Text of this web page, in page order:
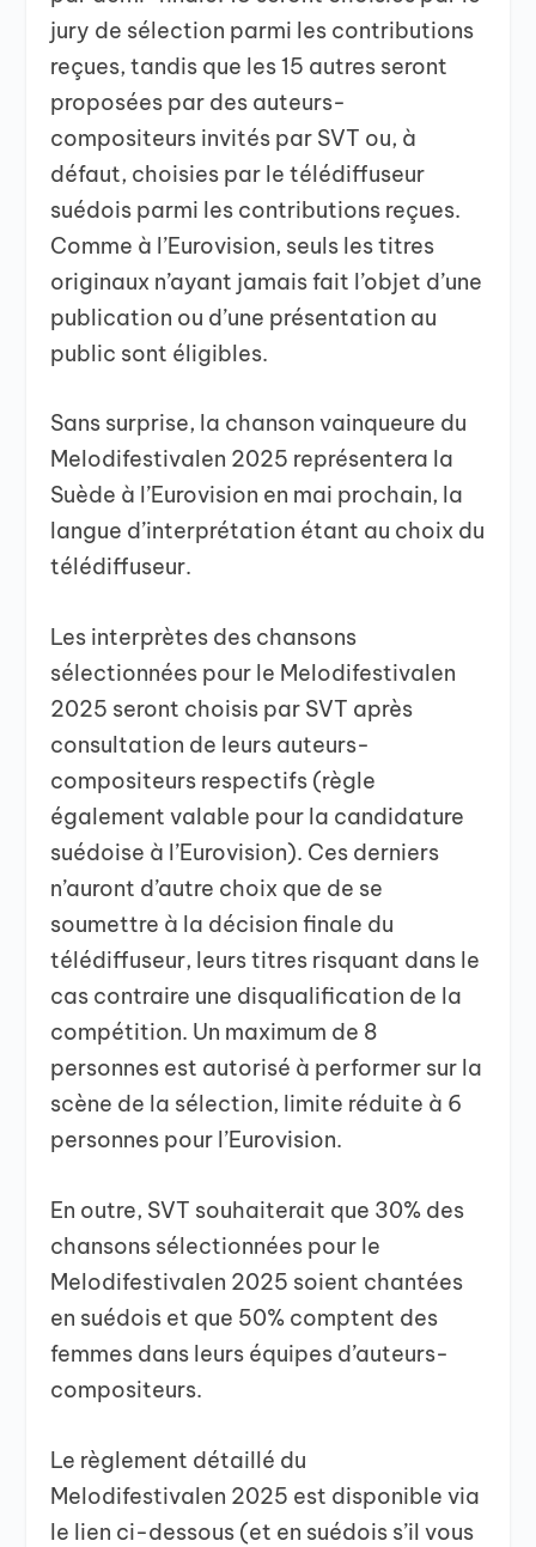
jury de sélection parmi les contributions
reçues, tandis que les 15 autres seront
proposées par des auteurs-
compositeurs invités par SVT ou, à
défaut, choisies par le télédiffuseur
suédois parmi les contributions reçues.
Comme à l’Eurovision, seuls les titres
originaux n’ayant jamais fait l’objet d’une
publication ou d’une présentation au
public sont éligibles.
Sans surprise, la chanson vainqueure du
Melodifestivalen 2025 représentera la
Suède à l’Eurovision en mai prochain, la
langue d’interprétation étant au choix du
télédiffuseur.
Les interprètes des chansons
sélectionnées pour le Melodifestivalen
2025 seront choisis par SVT après
consultation de leurs auteurs-
compositeurs respectifs (règle
également valable pour la candidature
suédoise à l’Eurovision). Ces derniers
n’auront d’autre choix que de se
soumettre à la décision finale du
télédiffuseur, leurs titres risquant dans le
cas contraire une disqualification de la
compétition. Un maximum de 8
personnes est autorisé à performer sur la
scène de la sélection, limite réduite à 6
personnes pour l’Eurovision.
En outre, SVT souhaiterait que 30% des
chansons sélectionnées pour le
Melodifestivalen 2025 soient chantées
en suédois et que 50% comptent des
femmes dans leurs équipes d’auteurs-
compositeurs.
Le règlement détaillé du
Melodifestivalen 2025 est disponible via
le lien ci-dessous (et en suédois s’il vous